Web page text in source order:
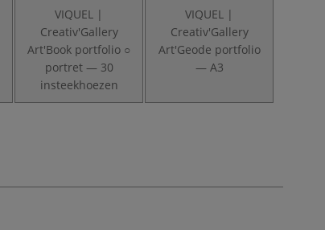
VIQUEL |
Creativ'Gallery
Art'Book portfolio ○
portret — 30
insteekhoezen
VIQUEL |
Creativ'Gallery
Art'Geode portfolio
— A3